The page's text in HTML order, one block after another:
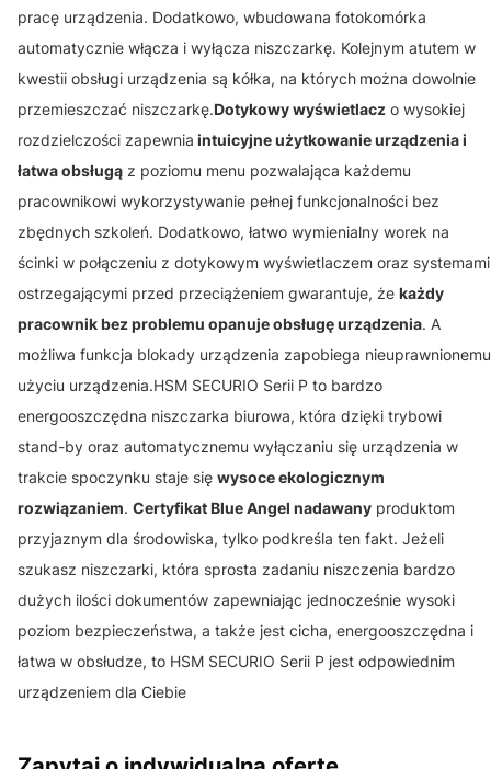
pracę urządzenia. Dodatkowo, wbudowana fotokomórka
automatycznie włącza i wyłącza niszczarkę. Kolejnym atutem w
kwestii obsługi urządzenia są kółka, na których można dowolnie
przemieszczać niszczarkę.Dotykowy wyświetlacz o wysokiej
rozdzielczości zapewnia intuicyjne użytkowanie urządzenia i
łatwa obsługą z poziomu menu pozwalająca każdemu
pracownikowi wykorzystywanie pełnej funkcjonalności bez
zbędnych szkoleń. Dodatkowo, łatwo wymienialny worek na
ścinki w połączeniu z dotykowym wyświetlaczem oraz systemami
ostrzegającymi przed przeciążeniem gwarantuje, że każdy
pracownik bez problemu opanuje obsługę urządzenia. A
możliwa funkcja blokady urządzenia zapobiega nieuprawnionemu
użyciu urządzenia.HSM SECURIO Serii P to bardzo
energooszczędna niszczarka biurowa, która dzięki trybowi
stand-by oraz automatycznemu wyłączaniu się urządzenia w
trakcie spoczynku staje się wysoce ekologicznym
rozwiązaniem. Certyfikat Blue Angel nadawany produktom
przyjaznym dla środowiska, tylko podkreśla ten fakt. Jeżeli
szukasz niszczarki, która sprosta zadaniu niszczenia bardzo
dużych ilości dokumentów zapewniając jednocześnie wysoki
poziom bezpieczeństwa, a także jest cicha, energooszczędna i
łatwa w obsłudze, to HSM SECURIO Serii P jest odpowiednim
urządzeniem dla Ciebie